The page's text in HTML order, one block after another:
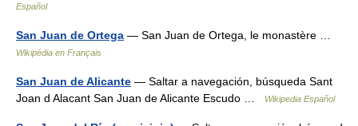
Español
San Juan de Ortega — San Juan de Ortega, le monastère …
Wikipédia en Français
San Juan de Alicante — Saltar a navegación, búsqueda Sant
Joan d Alacant San Juan de Alicante Escudo …
Wikipedia Español